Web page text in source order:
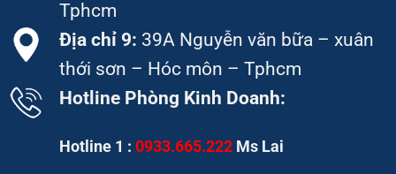
Tphcm
Địa chỉ 9: 39A Nguyễn văn bữa – xuân
thới sơn – Hóc môn – Tphcm
Hotline Phòng Kinh Doanh:
Hotline 1 : 0933.665.222 Ms Lai